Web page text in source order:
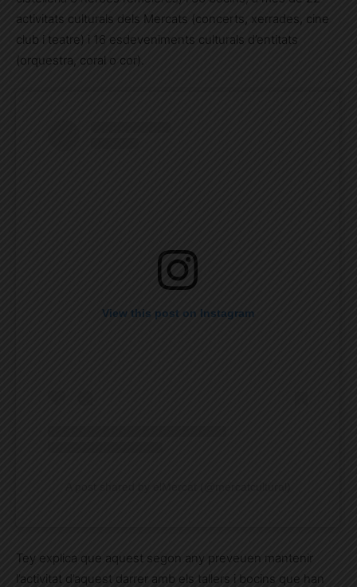
activitats culturals dels Mercats (concerts, xerrades, cine
club i teatre) i 16 esdeveniments culturals d’entitats
(orquestra, coral o cor).
View this post on Instagram
Tey explica que aquest segon any preveuen mantenir
l’activitat d’aquest darrer amb els tallers i bocins que han